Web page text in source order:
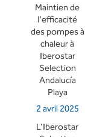
Maintien de
l'efficacité
des pompes à
chaleur à
Iberostar
Selection
Andalucía
Playa
2 avril 2025
L'Iberostar